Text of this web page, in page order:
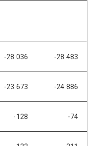
-28.036 -28.483
-23.673 -24.886
-128 -74